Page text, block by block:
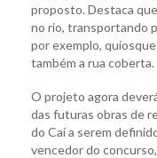
proposto. Destaca
no rio, transportando
por exemplo,
também a rua coberta.
O projeto agora
das futuras obras de
do Caí a serem
vencedor do